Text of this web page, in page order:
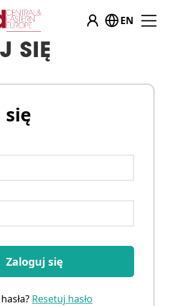
EN
SIĘ
się
Zaloguj się
Resetuj hasło